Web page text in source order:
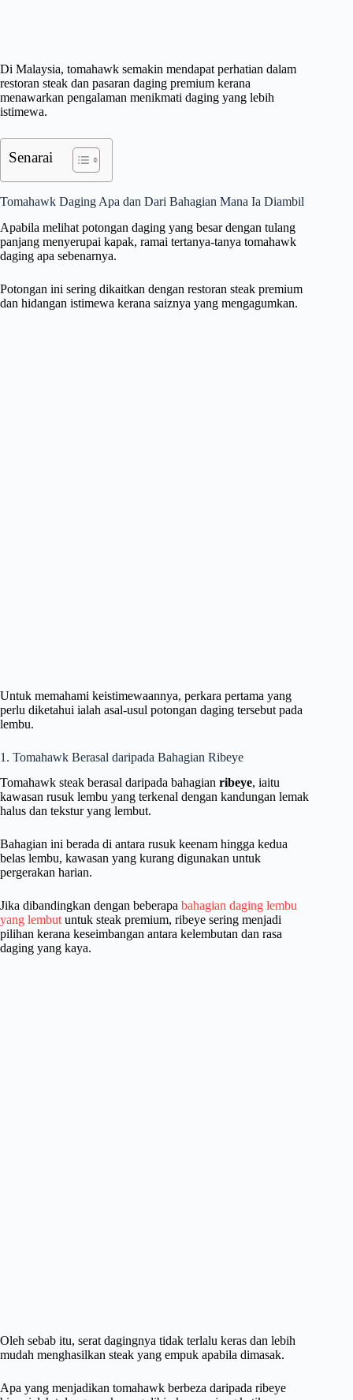
Di Malaysia, tomahawk semakin mendapat perhatian dalam
restoran steak dan pasaran daging premium kerana
menawarkan pengalaman menikmati daging yang lebih
istimewa.
Senarai
Tomahawk Daging Apa dan Dari Bahagian Mana Ia Diambil
Apabila melihat potongan daging yang besar dengan tulang
panjang menyerupai kapak, ramai tertanya-tanya tomahawk
daging apa sebenarnya.
Potongan ini sering dikaitkan dengan restoran steak premium
dan hidangan istimewa kerana saiznya yang mengagumkan.
Untuk memahami keistimewaannya, perkara pertama yang
perlu diketahui ialah asal-usul potongan daging tersebut pada
lembu.
1. Tomahawk Berasal daripada Bahagian Ribeye
Tomahawk steak berasal daripada bahagian ribeye, iaitu
kawasan rusuk lembu yang terkenal dengan kandungan lemak
halus dan tekstur yang lembut.
Bahagian ini berada di antara rusuk keenam hingga kedua
belas lembu, kawasan yang kurang digunakan untuk
pergerakan harian.
Jika dibandingkan dengan beberapa bahagian daging lembu
yang lembutuntuk steak premium, ribeye sering menjadi
pilihan kerana keseimbangan antara kelembutan dan rasa
daging yang kaya.
Oleh sebab itu, serat dagingnya tidak terlalu keras dan lebih
mudah menghasilkan steak yang empuk apabila dimasak.
Apa yang menjadikan tomahawk berbeza daripada ribeye